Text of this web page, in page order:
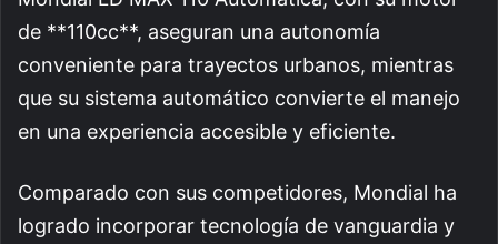
de **110cc**, aseguran una autonomía
conveniente para trayectos urbanos, mientras
que su sistema automático convierte el manejo
en una experiencia accesible y eficiente.
Comparado con sus competidores, Mondial ha
logrado incorporar tecnología de vanguardia y